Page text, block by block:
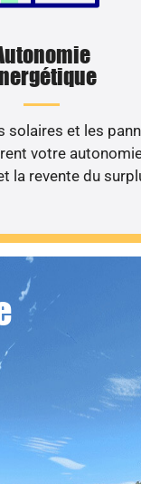
solaires et les
votre
la revente du